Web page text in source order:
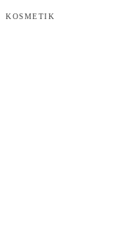
KOSMETIK